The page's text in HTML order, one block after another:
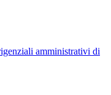
amministrativi di